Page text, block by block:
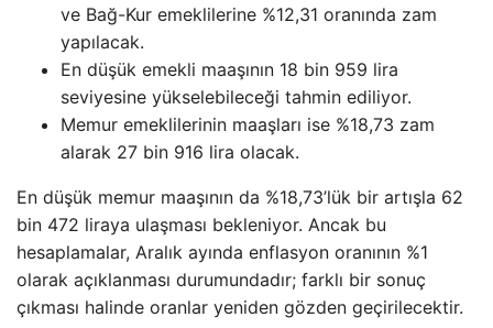
ve Bağ-Kur emeklilerine %12,31 oranında zam
yapılacak.
En düşük emekli maaşının 18 bin 959 lira
seviyesine yükselebileceği tahmin ediliyor.
Memur emeklilerinin maaşları ise %18,73 zam
alarak 27 bin 916 lira olacak.
En düşük memur maaşının da %18,73’lük bir artışla 62
bin 472 liraya ulaşması bekleniyor. Ancak bu
hesaplamalar, Aralık ayında enflasyon oranının %1
olarak açıklanması durumundadır; farklı bir sonuç
çıkması halinde oranlar yeniden gözden geçirilecektir.